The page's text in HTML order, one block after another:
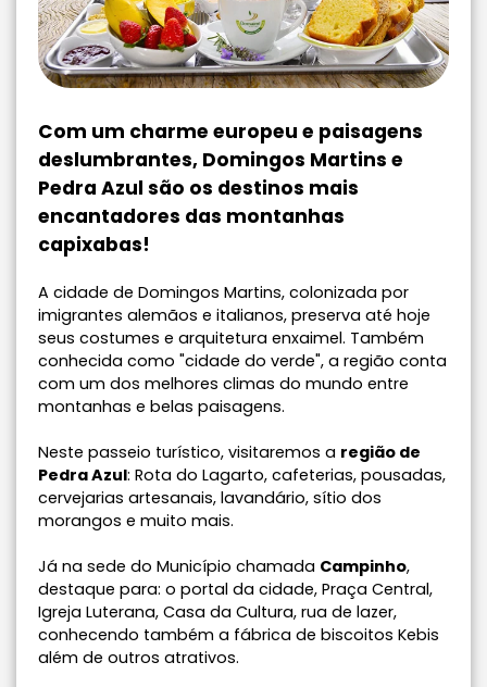
Com um charme europeu e paisagens
deslumbrantes, Domingos Martins e
Pedra Azul são os destinos mais
encantadores das montanhas
capixabas!
A cidade de Domingos Martins, colonizada por
imigrantes alemãos e italianos, preserva até hoje
seus costumes e arquitetura enxaimel. Também
conhecida como "cidade do verde", a região conta
com um dos melhores climas do mundo entre
montanhas e belas paisagens.
Neste passeio turístico, visitaremos a região de
Pedra Azul: Rota do Lagarto, cafeterias, pousadas,
cervejarias artesanais, lavandário, sítio dos
morangos e muito mais.
Já na sede do Município chamada Campinho,
destaque para: o portal da cidade, Praça Central,
Igreja Luterana, Casa da Cultura, rua de lazer,
conhecendo também a fábrica de biscoitos Kebis
além de outros atrativos.